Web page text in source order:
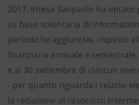
2017, Intesa Sanpaolo ha
su base volontaria di
periodiche aggiuntive, rispetto
finanziaria annuale e
e al 30 settembre di ciascun
- per quanto riguarda i relativi
la redazione di resoconti